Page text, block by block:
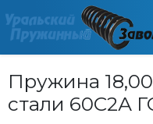
Пружина
стали 60С2А